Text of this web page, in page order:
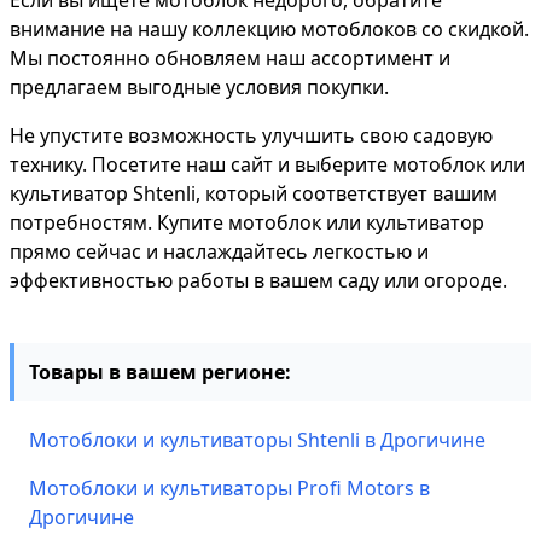
внимание на нашу коллекцию мотоблоков со скидкой.
Мы постоянно обновляем наш ассортимент и
предлагаем выгодные условия покупки.
Не упустите возможность улучшить свою садовую
технику. Посетите наш сайт и выберите мотоблок или
культиватор Shtenli, который соответствует вашим
потребностям. Купите мотоблок или культиватор
прямо сейчас и наслаждайтесь легкостью и
эффективностью работы в вашем саду или огороде.
Товары в вашем регионе:
Мотоблоки и культиваторы Shtenli в Дрогичине
Мотоблоки и культиваторы Profi Motors в
Дрогичине